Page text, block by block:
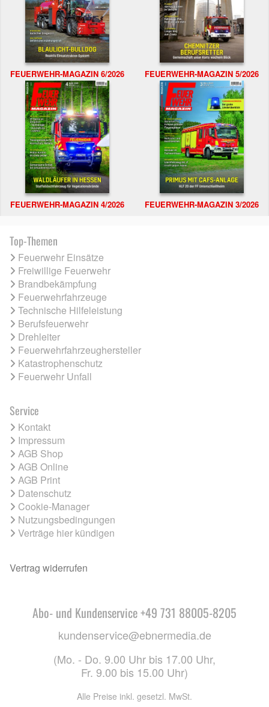
FEUERWEHR-MAGAZIN 6/2026 FEUERWEHR-MAGAZIN 5/2026
FEUERWEHR-MAGAZIN 4/2026 FEUERWEHR-MAGAZIN 3/2026
Top-Themen
Feuerwehr Einsätze
Freiwillige Feuerwehr
Brandbekämpfung
Feuerwehrfahrzeuge
Technische Hilfeleistung
Berufsfeuerwehr
Drehleiter
Feuerwehrfahrzeughersteller
Katastrophenschutz
Feuerwehr Unfall
Service
Kontakt
Impressum
AGB Shop
AGB Online
AGB Print
Datenschutz
Cookie-Manager
Nutzungsbedingungen
Verträge hier kündigen
Vertrag widerrufen
Abo- und Kundenservice +49 731 88005-8205
kundenservice@ebnermedia.de
(Mo. - Do. 9.00 Uhr bis 17.00 Uhr,
Fr. 9.00 bis 15.00 Uhr)
Alle Preise inkl. gesetzl. MwSt.